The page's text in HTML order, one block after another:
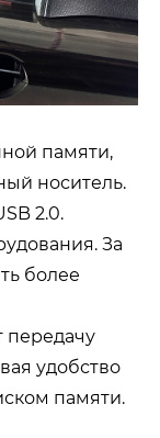
памяти,
носитель.
2.0.
За
более
передачу
удобство
памяти.